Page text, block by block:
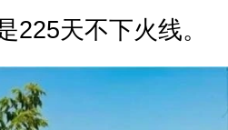
225天不下火线。